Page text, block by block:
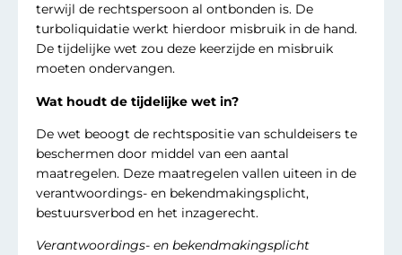
terwijl de rechtspersoon al ontbonden is. De
turboliquidatie werkt hierdoor misbruik in de hand.
De tijdelijke wet zou deze keerzijde en misbruik
moeten ondervangen.
Wat houdt de tijdelijke wet in?
De wet beoogt de rechtspositie van schuldeisers te
beschermen door middel van een aantal
maatregelen. Deze maatregelen vallen uiteen in de
verantwoordings- en bekendmakingsplicht,
bestuursverbod en het inzagerecht.
Verantwoordings- en bekendmakingsplicht